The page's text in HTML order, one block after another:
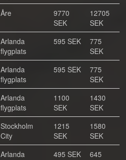
Åre
9770
SEK
12705
SEK
Arlanda
flygplats
595 SEK
775
SEK
Arlanda
flygplats
595 SEK
775
SEK
Arlanda
flygplats
1100
SEK
1430
SEK
Stockholm
City
1215
SEK
1580
SEK
Arlanda
495 SEK
645